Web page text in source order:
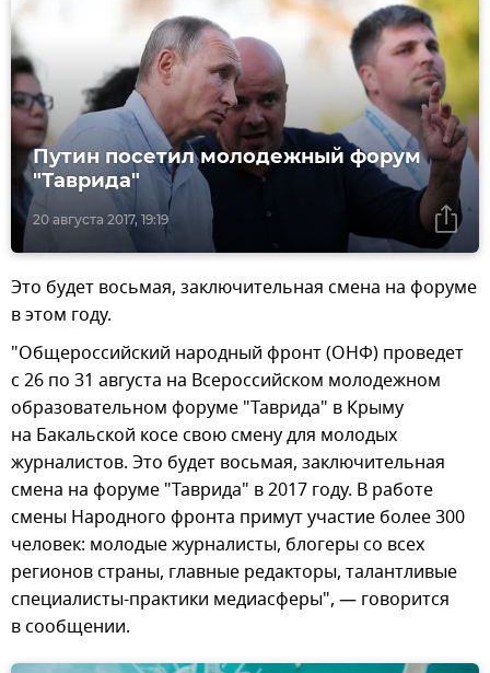
20 августа 2017, 19:19
Путин посетил молодежный форум
"Таврида"
Это будет восьмая, заключительная смена на форуме
в этом году.
"Общероссийский народный фронт (ОНФ) проведет
с 26 по 31 августа на Всероссийском молодежном
образовательном форуме "Таврида" в Крыму
на Бакальской косе свою смену для молодых
журналистов. Это будет восьмая, заключительная
смена на форуме "Таврида" в 2017 году. В работе
смены Народного фронта примут участие более 300
человек: молодые журналисты, блогеры со всех
регионов страны, главные редакторы, талантливые
специалисты-практики медиасферы", — говорится
в сообщении.